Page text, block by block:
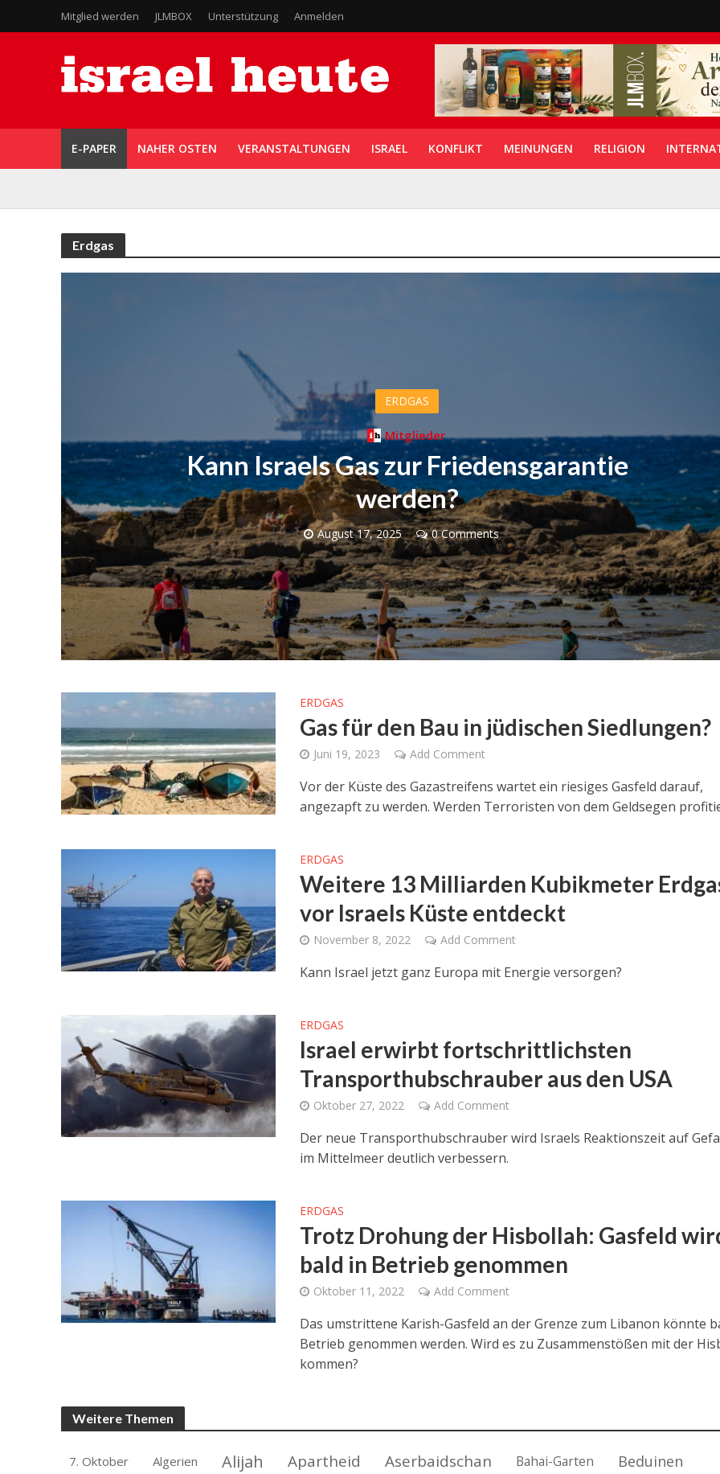
Mitglied werden JLMBOX Unterstützung Anmelden
E-PAPER NAHER OSTEN VERANSTALTUNGEN ISRAEL KONFLIKT MEINUNGEN RELIGION
Erdgas
ERDGAS
Mitglieder
Kann Israels Gas zur Friedensgarantie
werden?
August 17, 2025 0 Comments
ERDGAS
Gas für den Bau in jüdischen Siedlungen?
Juni 19, 2023 Add Comment
Vor der Küste des Gazastreifens wartet ein riesiges Gasfeld darauf,
angezapft zu werden. Werden Terroristen von dem Geldsegen
ERDGAS
Weitere 13 Milliarden Kubikmeter
vor Israels Küste entdeckt
November 8, 2022 Add Comment
Kann Israel jetzt ganz Europa mit Energie versorgen?
ERDGAS
Israel erwirbt fortschrittlichsten
Transporthubschrauber aus den USA
Oktober 27, 2022 Add Comment
Der neue Transporthubschrauber wird Israels Reaktionszeit auf
im Mittelmeer deutlich verbessern.
ERDGAS
Trotz Drohung der Hisbollah: Gasfeld
bald in Betrieb genommen
Oktober 11, 2022 Add Comment
Das umstrittene Karish-Gasfeld an der Grenze zum Libanon könnte
Betrieb genommen werden. Wird es zu Zusammenstößen mit der
kommen?
Weitere Themen
7. Oktober Algerien Alijah Apartheid Aserbaidschan Bahai-Garten Beduinen
Israel
Israelische Wahlen 2026: Das ist
Israel
Israelische Wahlen 2026: